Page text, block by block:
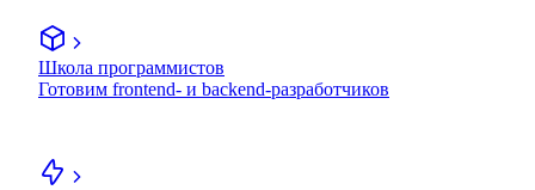
Школа программистов
Готовим frontend- и backend-разработчиков